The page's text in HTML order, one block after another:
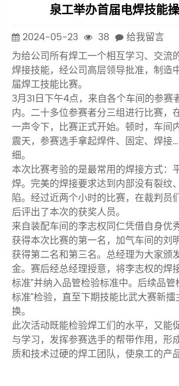
泉工举办首届电焊技能
2024-05-23 38
给我留言
为给公司所有焊工一个相互学习、交流
焊接技能，经公司高层领导批准，制造
届焊工技能比赛。
3月31日下午4点，来自各个车间的参赛
内。二十多位参赛者分三组进行比赛，
一声令下，比赛正式开始。顿时，车间
震天，参赛选手拿起焊件、固定、焊接
细。
本次比赛考验的是最常用的焊接方式：
焊。完美的焊接要求达到内部没有裂纹
陷。经过近两个小时的比赛，在裁判员
后评出了本次的获奖人员。
来自装配车间的李志权同仁凭借自身优
获得本次比赛的第一名，加气车间的刘
获得第二名和第三名。总经理为大家颁
金。赛后经总经理授意，将李志权的焊
标准”并纳入品管检验标准中。后续品管
标准”检验，直至下期技能比武大赛新
换。
此次活动既能检验焊工们的水平，又能
与学习，发挥参赛选手的帮带作用，形
质和技术过硬的焊工团队，使泉工的产